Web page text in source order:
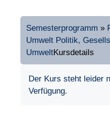
Semesterprogramm »
Umwelt Politik,
UmweltKursdetails
Der Kurs steht leider
Verfügung.